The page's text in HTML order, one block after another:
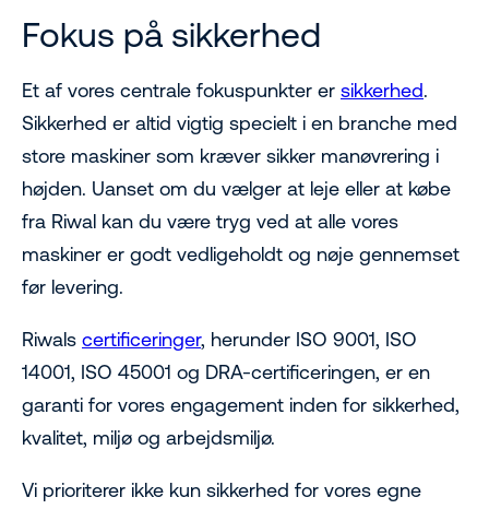
Fokus på sikkerhed
Et af vores centrale fokuspunkter er sikkerhed.
Sikkerhed er altid vigtig specielt i en branche med
store maskiner som kræver sikker manøvrering i
højden. Uanset om du vælger at leje eller at købe
fra Riwal kan du være tryg ved at alle vores
maskiner er godt vedligeholdt og nøje gennemset
før levering.
Riwals certificeringer, herunder ISO 9001, ISO
14001, ISO 45001 og DRA-certificeringen, er en
garanti for vores engagement inden for sikkerhed,
kvalitet, miljø og arbejdsmiljø.
Vi prioriterer ikke kun sikkerhed for vores egne